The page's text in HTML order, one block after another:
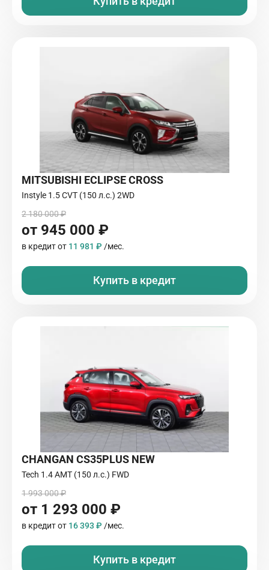
MITSUBISHI ECLIPSE CROSS
Instyle 1.5 CVT (150 л.с.) 2WD
2 180 000 ₽
от 945 000 ₽
в кредит от 11 981 ₽ /мес.
Купить в кредит
CHANGAN CS35PLUS NEW
Tech 1.4 AMT (150 л.с.) FWD
1 993 000 ₽
от 1 293 000 ₽
в кредит от 16 393 ₽ /мес.
Купить в кредит